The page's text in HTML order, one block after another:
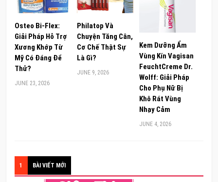
Osteo Bi-Flex:
Giải Pháp Hỗ Trợ
Xương Khớp Từ
Mỹ Có Đáng Để
Thử?
JUNE 23, 2026
Philatop Và
Chuyện Tăng Cân,
Cơ Chế Thật Sự
Là Gì?
JUNE 9, 2026
Kem Dưỡng Ẩm
Vùng Kín Vagisan
FeuchtCreme Dr.
Wolff: Giải Pháp
Cho Phụ Nữ Bị
Khô Rát Vùng
Nhạy Cảm
JUNE 4, 2026
1 BÀI VIẾT MỚI